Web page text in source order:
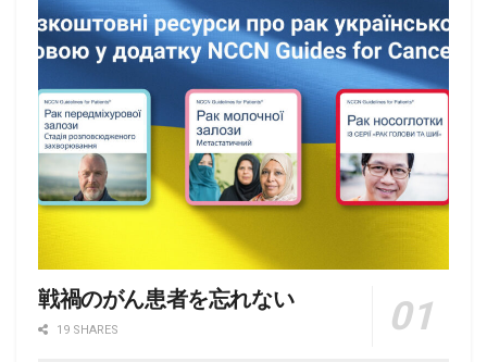
戦禍のがん患者を忘れない
19 SHARES